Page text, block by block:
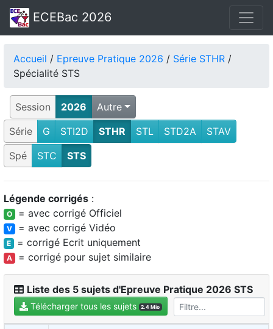
ECEBac 2026
Accueil / Epreuve Pratique 2026 / Série STHR /
Spécialité STS
Session 2026
Autre
Série
G STI2D STHR STL STD2A
STAV
Spé
STC STS
Légende corrigés :
O = avec corrigé Officiel
V = avec corrigé Vidéo
E = corrigé Ecrit uniquement
A = corrigé pour sujet similaire
Liste des 5 sujets d'Epreuve Pratique 2026 STS
Télécharger tous les sujets 2.4 Mio